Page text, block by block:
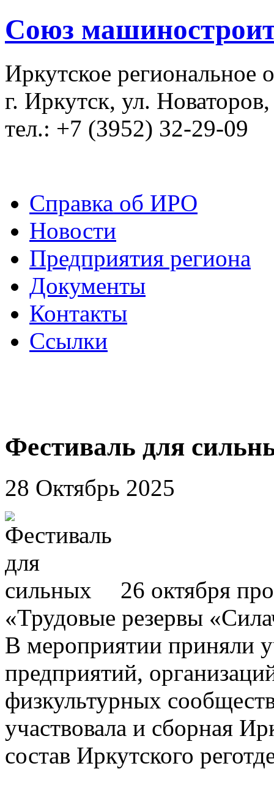
Союз
Иркутское региональное
г. Иркутск, ул.
тел.: +7 (3952) 32-29-09
Справка об ИРО
Новости
Предприятия региона
Документы
Контакты
Ссылки
Фестиваль для
28 Октябрь 2025
26 октября
«Трудовые резервы
В мероприятии приняли
предприятий,
физкультурных
участвовала и сборная
состав Иркутского